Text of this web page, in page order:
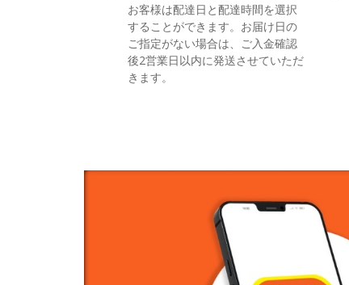
お客様は配達日と配達時間を選択
することができます。お届け日の
ご指定がない場合は、ご入金確認
後2営業日以内に発送させていただ
きます。